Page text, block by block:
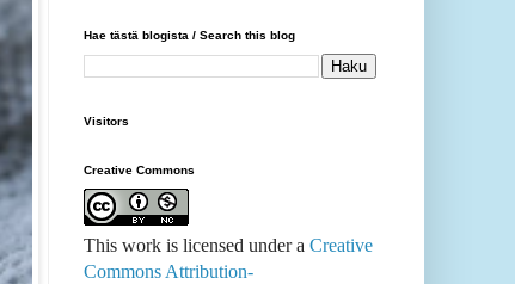
Hae tästä blogista / Search this blog
Visitors
Creative Commons
This work is licensed under a Creative
Commons Attribution-